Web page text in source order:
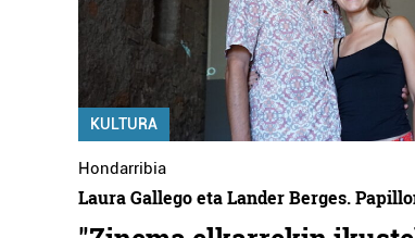
KULTURA
Hondarribia
Laura Gallego eta Lander Berges.